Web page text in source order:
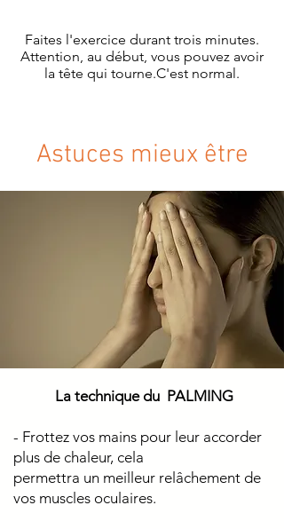
Faites l'exercice durant trois minutes.
Attention, au début, vous pouvez avoir
la tête qui tourne.C'est normal.
Astuces mieux être
La technique du PALMING
- Frottez vos mains pour leur accorder
plus de chaleur, cela
permettra un meilleur relâchement de
vos muscles oculaires.